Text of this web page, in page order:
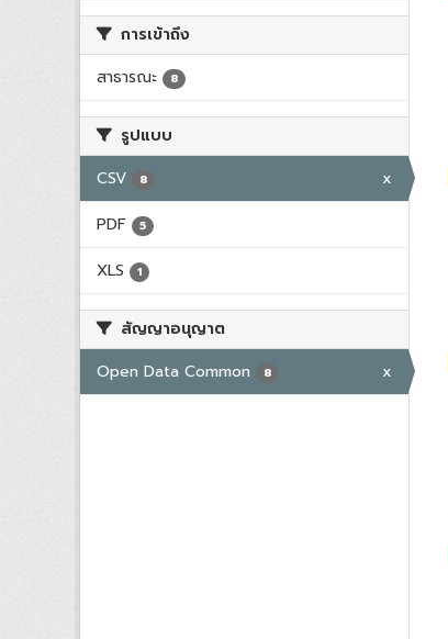
การเข้าถึง
สาธารณะ
8
รูปแบบ
CSV
8
x
PDF
5
XLS 1
สัญญาอนุญาต
Open Data Common
8 x